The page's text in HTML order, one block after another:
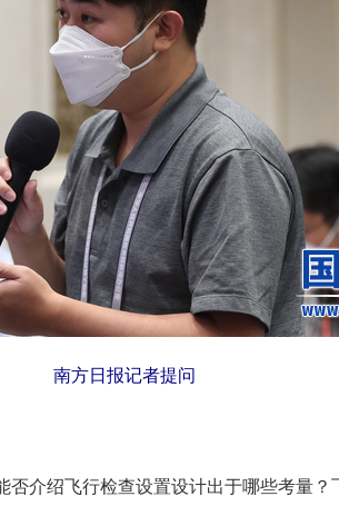
南方日报记者提问
介绍飞行检查设置设计出于哪些考量